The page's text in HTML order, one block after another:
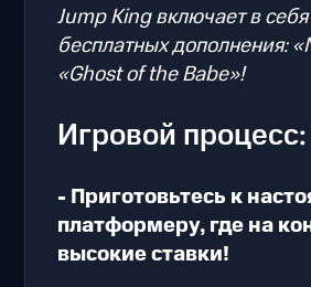
Jump King включает в
бесплатных дополнения:
«Ghost of the Babe»!
Игровой процесс:
- Приготовьтесь к
платформеру, где на
высокие ставки!